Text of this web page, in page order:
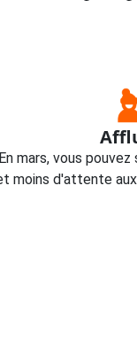
En mars, vous
moins d'attente